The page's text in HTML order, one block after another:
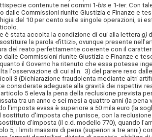
contenute nei commi 1-bis e 1-ter. Con
dalle Commissioni riunite Giustizia e Finanze e
del 10 per cento sulle singole operazioni, si
stata accolta la condizione di cui alla letterag)
la parola «fittizi», ovunque presente
del reato perfettamente coerente con il
dalle Commissioni riunite Giustizia e Finanze e
il Governo ha ritenuto che essa potesse
l'osservazione di cui al n. 3) del parere reso
3 (Dichiarazione fraudolenta mediante altri
considerate adeguate alla gravità dei rispettivi
5 eleva la pena della reclusione prevista
tra un anno e sei mesi a quattro anni (la
l'imposta evasa è superiore a 50 mila euro (la
sostituto d'imposta che punisce, con la
d'imposta (il c.d. modello 770), quando
5, i limiti massimi di pena (superiori a tre anni)